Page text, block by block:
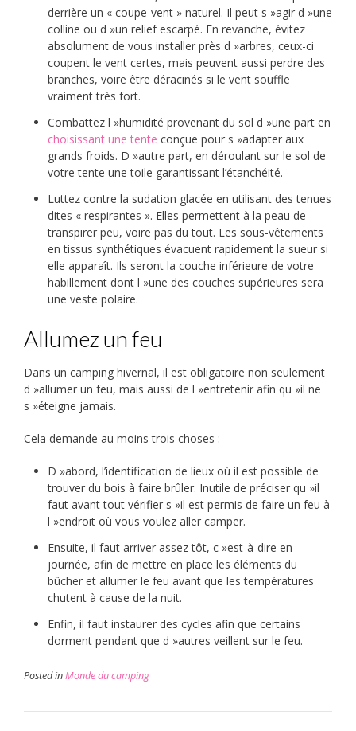
derrière un « coupe-vent » naturel. Il peut s »agir d »une
colline ou d »un relief escarpé. En revanche, évitez
absolument de vous installer près d »arbres, ceux-ci
coupent le vent certes, mais peuvent aussi perdre des
branches, voire être déracinés si le vent souffle
vraiment très fort.
Combattez l »humidité provenant du sol d »une part en
choisissant une tente conçue pour s »adapter aux
grands froids. D »autre part, en déroulant sur le sol de
votre tente une toile garantissant l’étanchéité.
Luttez contre la sudation glacée en utilisant des tenues
dites « respirantes ». Elles permettent à la peau de
transpirer peu, voire pas du tout. Les sous-vêtements
en tissus synthétiques évacuent rapidement la sueur si
elle apparaît. Ils seront la couche inférieure de votre
habillement dont l »une des couches supérieures sera
une veste polaire.
Allumez un feu
Dans un camping hivernal, il est obligatoire non seulement
d »allumer un feu, mais aussi de l »entretenir afin qu »il ne
s »éteigne jamais.
Cela demande au moins trois choses :
D »abord, l’identification de lieux où il est possible de
trouver du bois à faire brûler. Inutile de préciser qu »il
faut avant tout vérifier s »il est permis de faire un feu à
l »endroit où vous voulez aller camper.
Ensuite, il faut arriver assez tôt, c »est-à-dire en
journée, afin de mettre en place les éléments du
bûcher et allumer le feu avant que les températures
chutent à cause de la nuit.
Enfin, il faut instaurer des cycles afin que certains
dorment pendant que d »autres veillent sur le feu.
Posted inMonde du camping